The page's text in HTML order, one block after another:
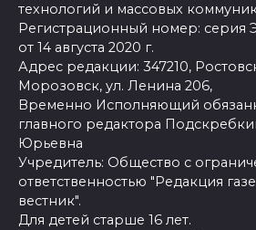
технологий и массовых
Регистрационный номер:
от 14 августа 2020 г.
Адрес редакции: 347210,
Морозовск, ул. Ленина 206,
Временно Исполняющий
главного редактора
Юрьевна
Учредитель: Общество с
ответственностью "Редакция
вестник".
Для детей старше 16 лет.